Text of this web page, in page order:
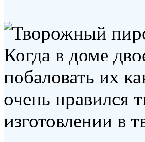
Когда в доме
побаловать их
очень нравился
изготовлении в